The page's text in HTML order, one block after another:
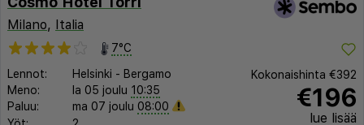
Milano, Italia
7°C
Lennot:
Helsinki - Bergamo
Meno:
la 05 joulu 10:35
Paluu:
ma 07 joulu 08:00
Kokonaishinta €392
€196
lue lisää